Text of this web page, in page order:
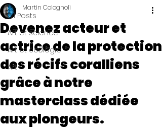
All Posts
Art et science
Art et écologie
Art
Devenez acteur et
actrice de la protection
des récifs coralliens
grâce à notre
masterclass dédiée
aux plongeurs.
Martin Colognoli